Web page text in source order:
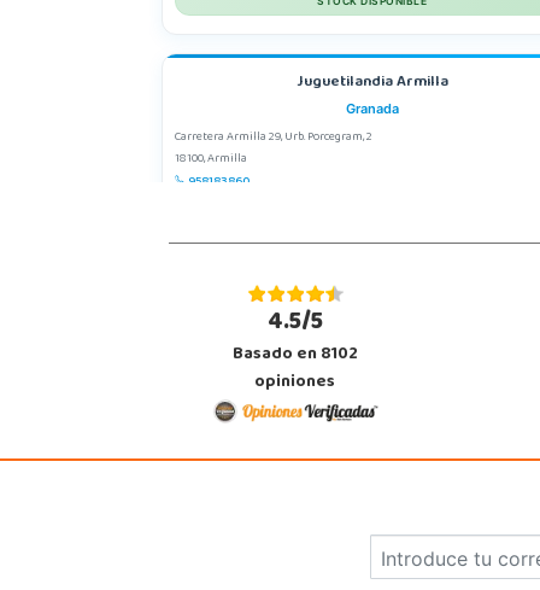
Juguetilandia Armilla
Granada
Carretera Armilla 29, Urb. Porcegram, 2
18100, Armilla
958183860
STOCK DISPONIBLE
Juguetilandia Cocentaina
Alicante
Avd. Alicante,27 (Carretera N-340)
03820, Cocentaina
965 59 27 53
Juguetilandia Finestrat
4.5/5
Basado en 8102
opiniones